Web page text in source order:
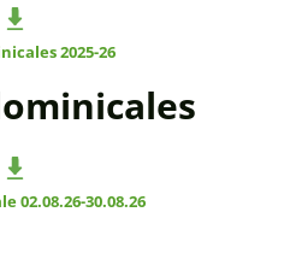
2025-26
02.08.26-30.08.26